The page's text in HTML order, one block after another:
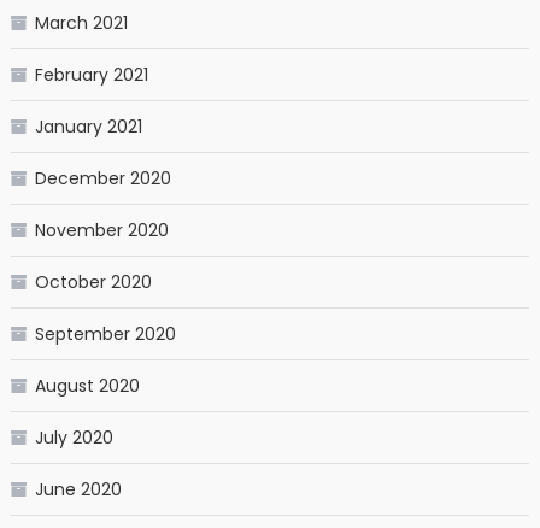
March 2021
February 2021
January 2021
December 2020
November 2020
October 2020
September 2020
August 2020
July 2020
June 2020